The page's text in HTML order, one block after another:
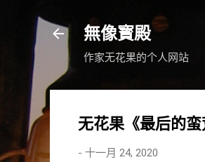
無像寳殿
作家无花果的个人网站
无花果《最后的
- 十一月 24, 2020